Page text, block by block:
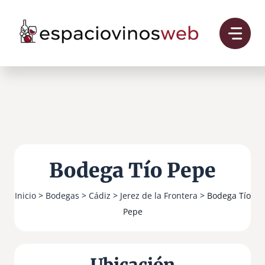
contenido
Bodega Tío Pepe
Inicio> Bodegas > Cádiz > Jerez de la Frontera > Bodega Tío
Pepe